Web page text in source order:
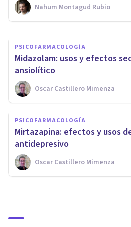
Nahum Montagud Rubio
Oscar Castillero Mimenza
PSICOFARMACOLOGÍA
Midazolam: usos y efectos
ansiolítico
Oscar Castillero Mimenza
PSICOFARMACOLOGÍA
Mirtazapina: efectos y usos
antidepresivo
Oscar Castillero Mimenza